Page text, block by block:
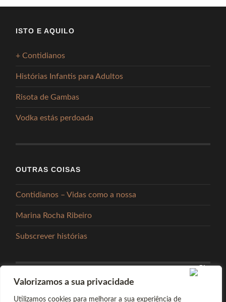
Valorizamos a sua privacidade
Utilizamos cookies para melhorar a sua experiência de
ISTO E AQUILO
+ Contidianos
Histórias Infantis para Adultos
Risota de Gambas
Vodka estás perdoada
OUTRAS COISAS
Contidianos – Vidas como a nossa
Marina Rocha Ribeiro
Subscrever histórias